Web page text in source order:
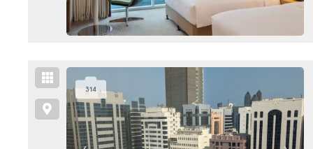
314